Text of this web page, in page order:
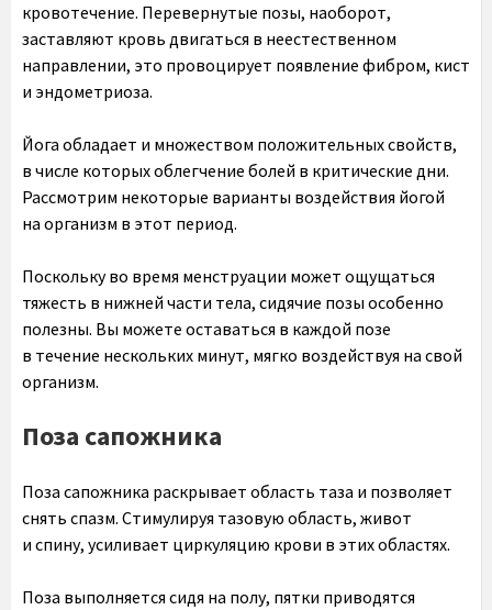
кровотечение. Перевернутые позы, наоборот,
заставляют кровь двигаться в неестественном
направлении, это провоцирует появление фибром, кист
и эндометриоза.
Йога обладает и множеством положительных свойств,
в числе которых облегчение болей в критические дни.
Рассмотрим некоторые варианты воздействия йогой
на организм в этот период.
Поскольку во время менструации может ощущаться
тяжесть в нижней части тела, сидячие позы особенно
полезны. Вы можете оставаться в каждой позе
в течение нескольких минут, мягко воздействуя на свой
организм.
Поза сапожника
Поза сапожника раскрывает область таза и позволяет
снять спазм. Стимулируя тазовую область, живот
и спину, усиливает циркуляцию крови в этих областях.
Поза выполняется сидя на полу, пятки приводятся